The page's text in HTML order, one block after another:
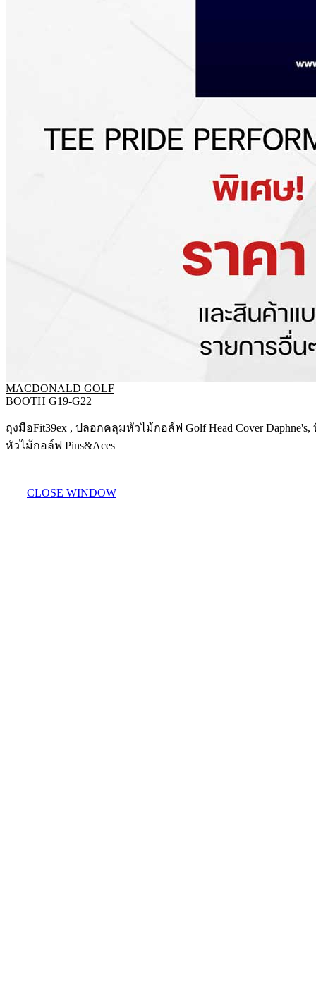
MACDONALD GOLF
BOOTH G19-G22
ถุงมือFit39ex , ปลอกคลุมหัวไม้กอล์ฟ Golf Head Cover
หัวไม้กอล์ฟ Pins&Aces
CLOSE WINDOW